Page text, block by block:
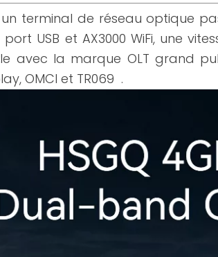
un terminal de réseau optique
1 port USB et AX3000 WiFi, une
avec la marque OLT grand
OMCI et TR069 .